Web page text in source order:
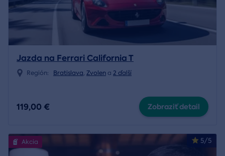
Jazda na Ferrari California T
Región: Bratislava, Zvolen a 2 ďalší
119,00 € Zobraziť detail
5/5
Akcia